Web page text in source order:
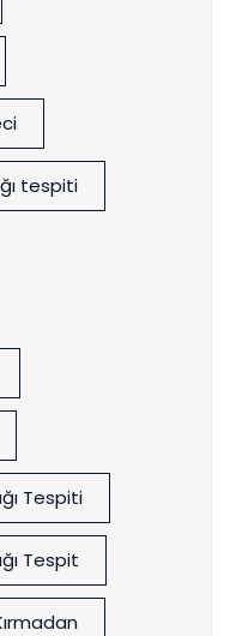
tespiti
Tespiti
Tespit